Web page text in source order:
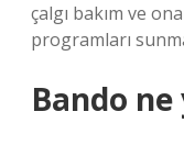
çalgı bakım ve
programları
Bando